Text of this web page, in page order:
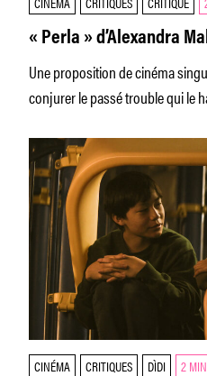
« Perla » d’Alexandra
Une proposition de cinéma
conjurer le passé trouble qui le
CINÉMA CRITIQUES DÌDI 2 MIN